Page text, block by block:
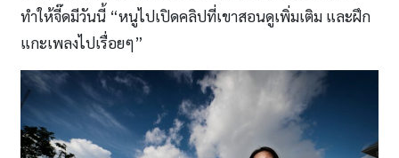
ทำให้จี๊ดมีวันนี้ “หนูไปเปิดคลิปที่เขาสอนดูเพิ่มเติม และฝึก
แกะเพลงไปเรื่อยๆ”